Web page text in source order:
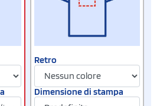
Retro
Dimensione di stampa